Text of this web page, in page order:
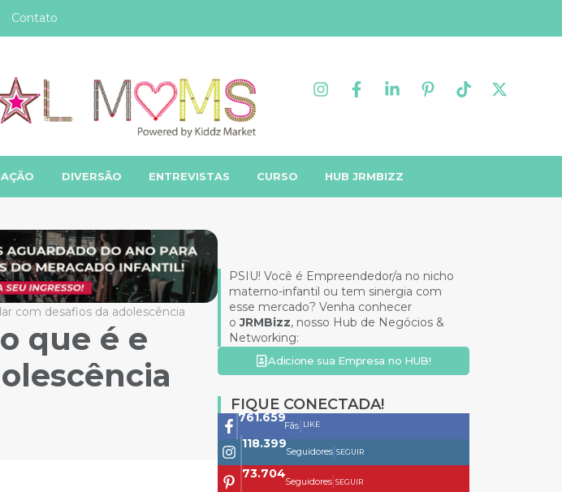
Contato
DIVERSÃO ENTREVISTAS CURSO HUB JRMBIZZ
com desafios da adolescência
que é e
PSIU! Você é Empreendedor/a no nicho
materno-infantil ou tem sinergia com
esse mercado? Venha conhecer
oJRMBizz, nosso Hub de Negócios &
Networking:
Adicione sua Empresa no HUB!
FIQUE CONECTADA!
761.659
Fãs LIKE
118.399
Seguidores| SEGUIR
73.704
Seguidores| SEGUIR